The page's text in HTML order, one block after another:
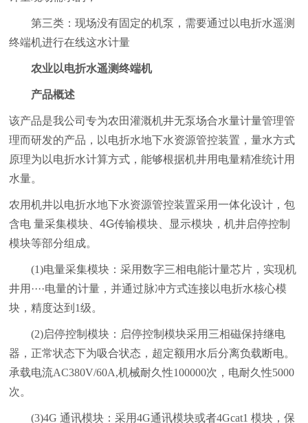
第三类：现场没有固定的机泵，需要通过以电折水遥测
终端机进行在线这水计量
农业以电折水遥测终端机
产品概述
该产品是我公司专为农田灌溉机井无泵场合水量计量管理管
理而研发的产品，以电折水地下水资源管控装置，量水方式
原理为以电折水计算方式，能够根据机井用电量精准统计用
水量。
农用机井以电折水地下水资源管控装置采用一体化设计，包
含电 量采集模块、4G传输模块、显示模块，机井启停控制
模块等部分组成。
(1)电量采集模块：采用数字三相电能计量芯片，实现机
井用····电量的计量，并通过脉冲方式连接以电折水核心模
块，精度达到1级。
(2)启停控制模块：启停控制模块采用三相磁保持继电
器，正常状态下为吸合状态，超定额用水后分离负载断电。
承载电流AC380V/60A,机械耐久性100000次，电耐久性5000
次。
(3)4G 通讯模块：采用4G通讯模块或者4Gcat1 模块，保